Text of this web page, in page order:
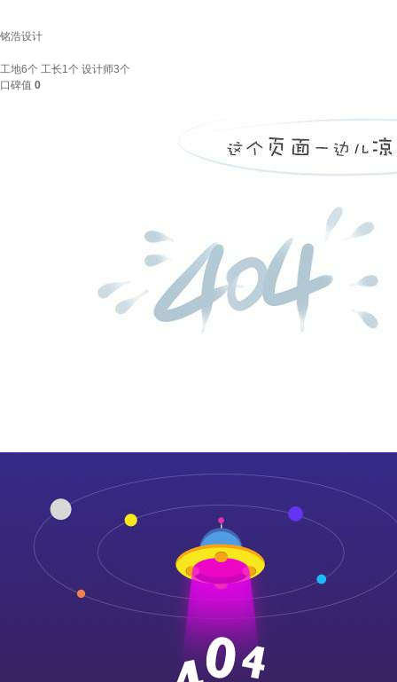
铭浩设计
工地6个 工长1个 设计师3个
口碑值 0